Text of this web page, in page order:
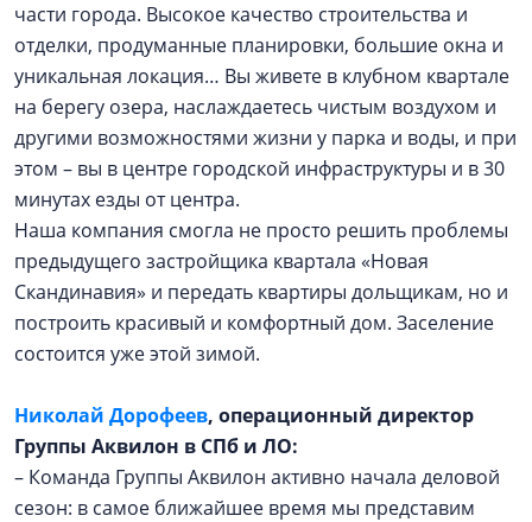
части города. Высокое качество строительства и
отделки, продуманные планировки, большие окна и
уникальная локация… Вы живете в клубном квартале
на берегу озера, наслаждаетесь чистым воздухом и
другими возможностями жизни у парка и воды, и при
этом – вы в центре городской инфраструктуры и в 30
минутах езды от центра.
Наша компания смогла не просто решить проблемы
предыдущего застройщика квартала «Новая
Скандинавия» и передать квартиры дольщикам, но и
построить красивый и комфортный дом. Заселение
состоится уже этой зимой.
Николай Дорофеев, операционный директор
Группы Аквилон в СПб и ЛО:
– Команда Группы Аквилон активно начала деловой
сезон: в самое ближайшее время мы представим